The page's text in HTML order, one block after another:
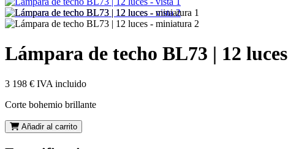
Lámpara de techo BL73 | 12 luces
3 198 € IVA incluido
Corte bohemio brillante
Añadir al carrito